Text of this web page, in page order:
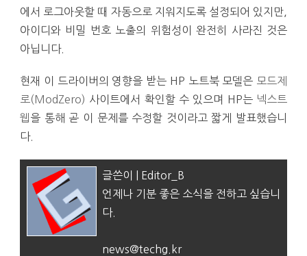
에서 로그아웃할 때 자동으로 지워지도록 설정되어 있지만,
아이디와 비밀 번호 노출의 위험성이 완전히 사라진 것은
아닙니다.
현재 이 드라이버의 영향을 받는 HP 노트북 모델은 모드제
로(ModZero) 사이트에서 확인할 수 있으며 HP는 넥스트
웹 을 통해 곧 이 문제를 수정할 것이라고 짧게 발표했습니
다.
글쓴이 | Editor_B
언제나 기분 좋은 소식을 전하고 싶습니
다.
news@techg.kr